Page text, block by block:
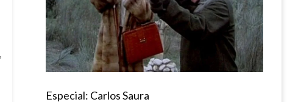
Especial: Carlos Saura